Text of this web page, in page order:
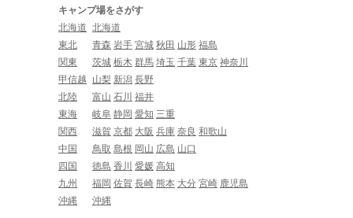
キャンプ場をさがす
北海道 北海道
東北
青森 岩手 宮城 秋田 山形 福島
関東
茨城 栃木 群馬 埼玉 千葉 東京 神奈川
甲信越
山梨 新潟 長野
北陸
富山 石川 福井
東海
岐阜 静岡 愛知 三重
関西
滋賀 京都 大阪 兵庫 奈良 和歌山
中国
鳥取 島根 岡山 広島 山口
四国
徳島 香川 愛媛 高知
九州
福岡 佐賀 長崎 熊本 大分 宮崎 鹿児島
沖縄
沖縄